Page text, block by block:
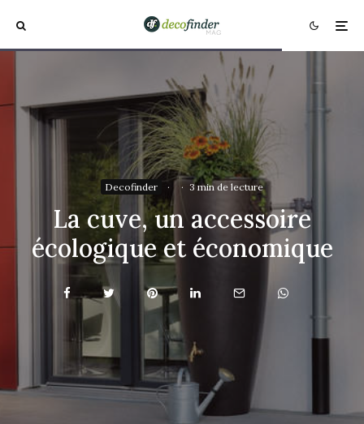
Decofinder · · 3 min de lecture
La cuve, un accessoire
écologique et économique